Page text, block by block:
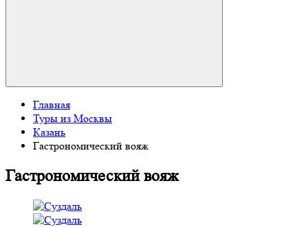
Главная
Туры из Москвы
Казань
Гастрономический вояж
Гастрономический вояж